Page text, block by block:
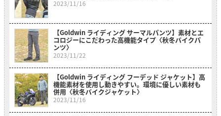
2023/11/16
【Goldwin ライディング サーマルパンツ】素材とエ
コロジーにこだわった高機能タイプ〈秋冬バイクパ
ンツ〉
2023/11/22
【Goldwin ライディング フーデッド ジャケット】高
機能素材を使用し動きやすい。環境に優しい素材も
併用〈秋冬バイクジャケット〉
2023/11/16